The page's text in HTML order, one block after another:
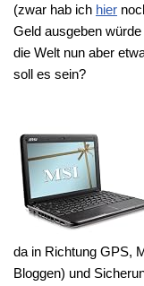
(zwar hab ich hier
Geld ausgeben
die Welt nun aber
soll es sein?
da in Richtung GPS,
Bloggen) und